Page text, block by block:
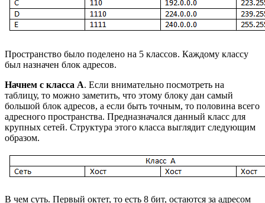
Пространство было поделено на 5 классов. Каждому классу
был назначен блок адресов.
Начнем с класса A. Если внимательно посмотреть на
таблицу, то можно заметить, что этому блоку дан самый
большой блок адресов, а если быть точным, то половина всего
адресного пространства. Предназначался данный класс для
крупных сетей. Структура этого класса выглядит следующим
образом.
В чем суть. Первый октет, то есть 8 бит, остаются за адресом